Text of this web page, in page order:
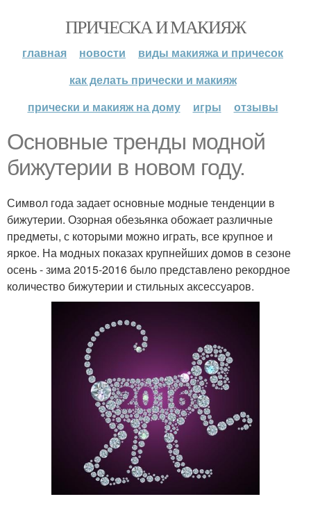
ПРИЧЕСКА И МАКИЯЖ
главная новости
виды макияжа и причесок
как делать прически и макияж
прически и макияж на дому
игры отзывы
Основные тренды модной
бижутерии в новом году.
Символ года задает основные модные тенденции в
бижутерии. Озорная обезьянка обожает различные
предметы, с которыми можно играть, все крупное и
яркое. На модных показах крупнейших домов в сезоне
осень - зима 2015-2016 было представлено рекордное
количество бижутерии и стильных аксессуаров.